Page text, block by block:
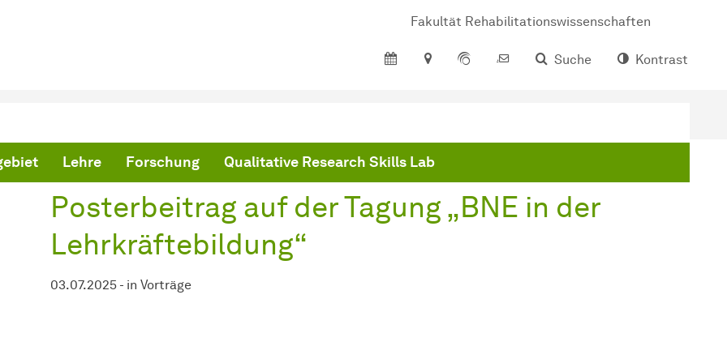
Fakultät Rehabilitationswissenschaften
Suche
Kontrast
Lehre Forschung Qualitative Research Skills Lab
Posterbeitrag auf der Tagung „BNE in der
Lehrkräftebildung“
03.07.2025 - in Vorträge